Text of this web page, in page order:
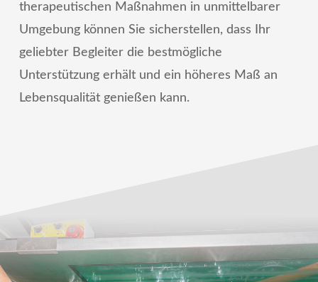
therapeutischen Maßnahmen in unmittelbarer
Umgebung können Sie sicherstellen, dass Ihr
geliebter Begleiter die bestmögliche
Unterstützung erhält und ein höheres Maß an
Lebensqualität genießen kann.